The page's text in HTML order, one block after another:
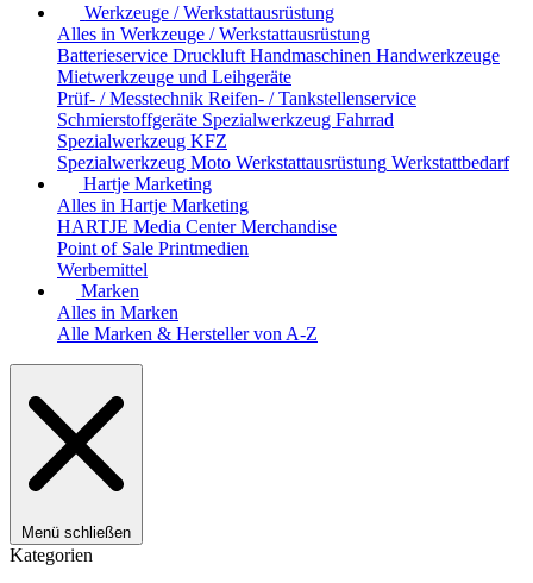
Werkzeuge / Werkstattausrüstung
Alles in Werkzeuge / Werkstattausrüstung
Batterieservice Druckluft Handmaschinen Handwerkzeuge
Mietwerkzeuge und Leihgeräte
Prüf- / Messtechnik Reifen- / Tankstellenservice
Schmierstoffgeräte Spezialwerkzeug Fahrrad
Spezialwerkzeug KFZ
Spezialwerkzeug Moto Werkstattausrüstung Werkstattbedarf
Hartje Marketing
Alles in Hartje Marketing
HARTJE Media Center Merchandise
Point of Sale Printmedien
Werbemittel
Marken
Alles in Marken
Alle Marken & Hersteller von A-Z
Menü schließen
Kategorien